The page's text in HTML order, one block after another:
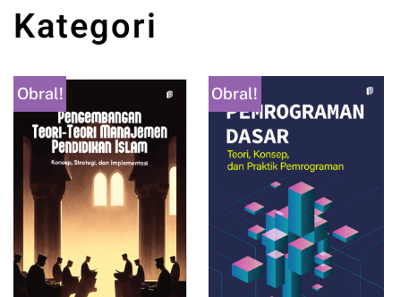
Kategori